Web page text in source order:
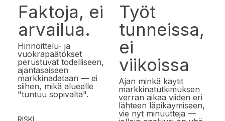
Faktoja, ei
arvailua.
Hinnoittelu- ja
vuokrapäätökset
perustuvat todelliseen,
ajantasaiseen
markkinadataan — ei
siihen, mikä alueelle
"tuntuu sopivalta".
Työt
tunneissa,
ei
viikoissa
Ajan minkä käytit
markkinatutkimuksen
verran aikaa viiden eri
lähteen läpikäymiseen,
vie nyt minuutteja —